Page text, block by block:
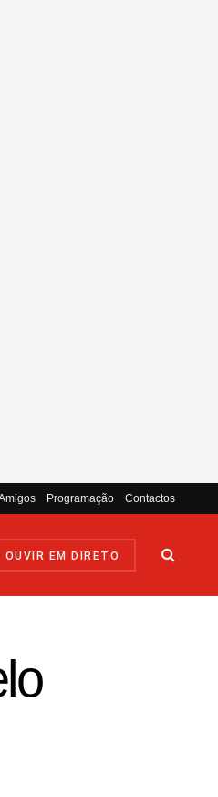
Programação Contactos
OUVIR EM DIRETO